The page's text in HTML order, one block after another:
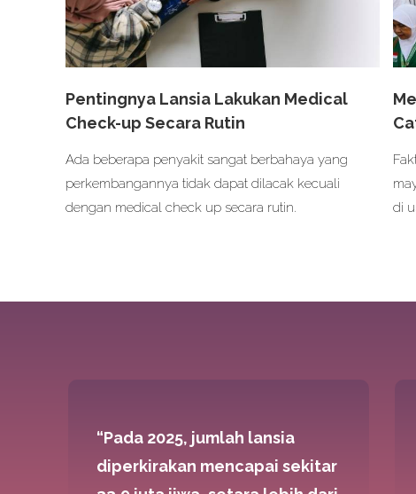
Pentingnya Lansia Lakukan Medical
Check-up Secara Rutin
Ada beberapa penyakit sangat berbahaya yang
perkembangannya tidak dapat dilacak kecuali
dengan medical check up secara rutin.
di
“Pada 2025, jumlah lansia
diperkirakan mencapai sekitar